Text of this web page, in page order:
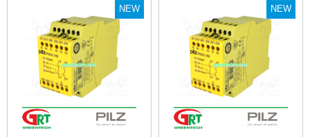
NEW NEW